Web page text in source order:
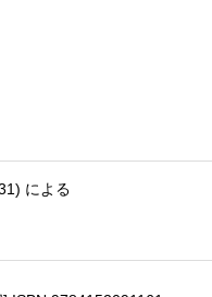
による